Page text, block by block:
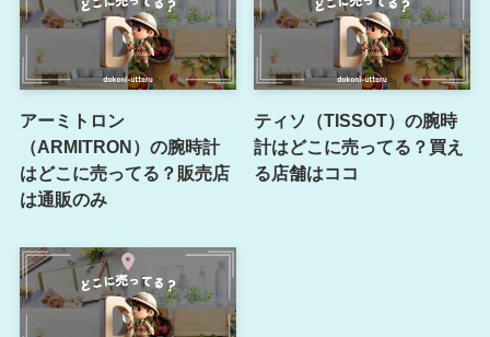
アーミトロン
（ARMITRON）の腕時計
はどこに売ってる？販売店
は通販のみ
ティソ（TISSOT）の腕時
計はどこに売ってる？買え
る店舗はココ